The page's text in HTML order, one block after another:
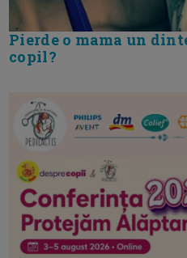
Pierde o mama un
copil?